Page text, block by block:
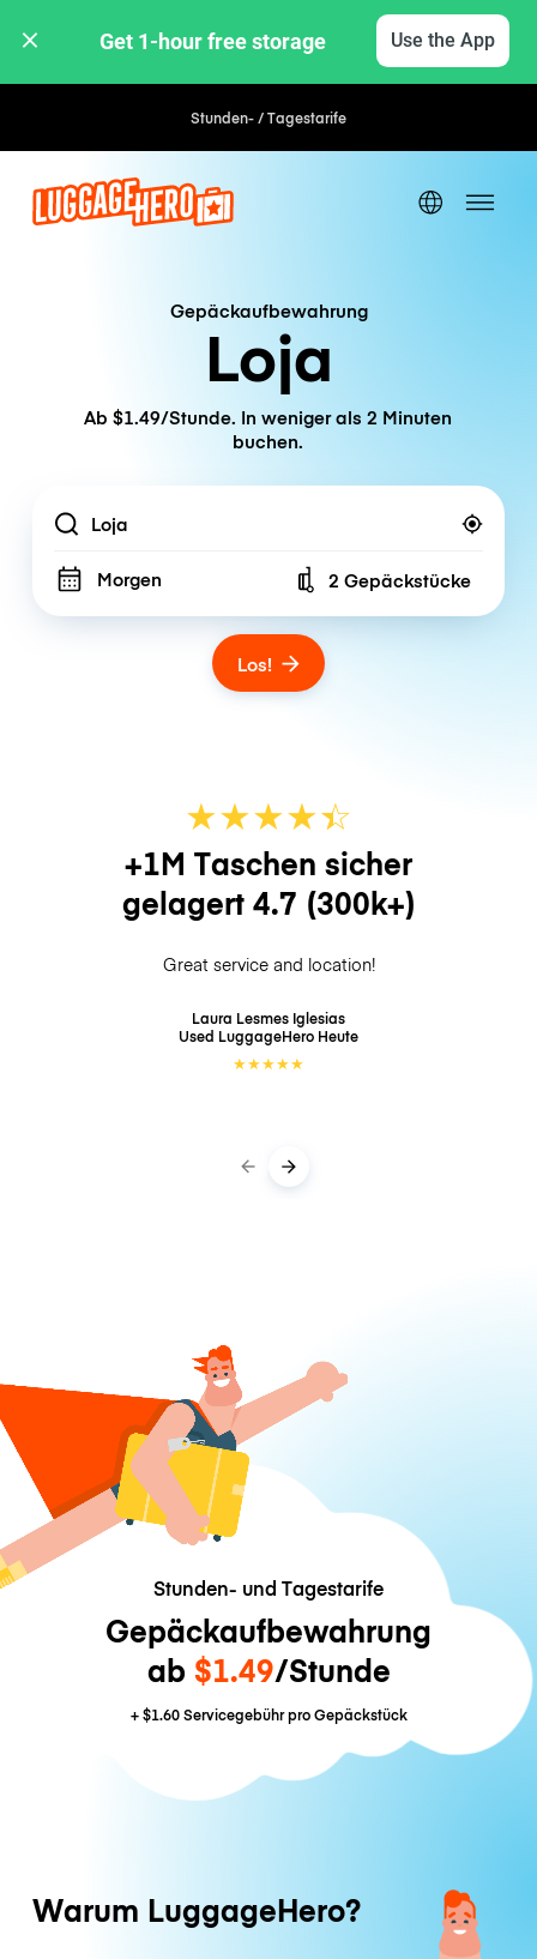
Get 1-hour free storage Use the App
Stunden- / Tagestarife
Gepäckaufbewahrung
Loja
Ab $1.49/Stunde. In weniger als 2 Minuten
buchen.
Location
Morgen Number of bags
2 Gepäckstücke
Los!
★★★★☆
★
+1M Taschen sicher
gelagert 4.7 (300k+)
Great service and location!
Laura Lesmes Iglesias
Used LuggageHero Heute
★★★★★
Stunden- und Tagestarife
Gepäckaufbewahrung
ab $1.49/Stunde
+$1.60Servicegebühr pro Gepäckstück
Warum LuggageHero?